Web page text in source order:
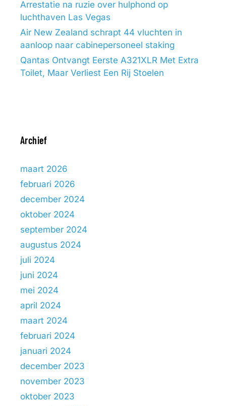
Arrestatie na ruzie over hulphond op
luchthaven Las Vegas
Air New Zealand schrapt 44 vluchten in
aanloop naar cabinepersoneel staking
Qantas Ontvangt Eerste A321XLR Met Extra
Toilet, Maar Verliest Een Rij Stoelen
Archief
maart 2026
februari 2026
december 2024
oktober 2024
september 2024
augustus 2024
juli 2024
juni 2024
mei 2024
april 2024
maart 2024
februari 2024
januari 2024
december 2023
november 2023
oktober 2023